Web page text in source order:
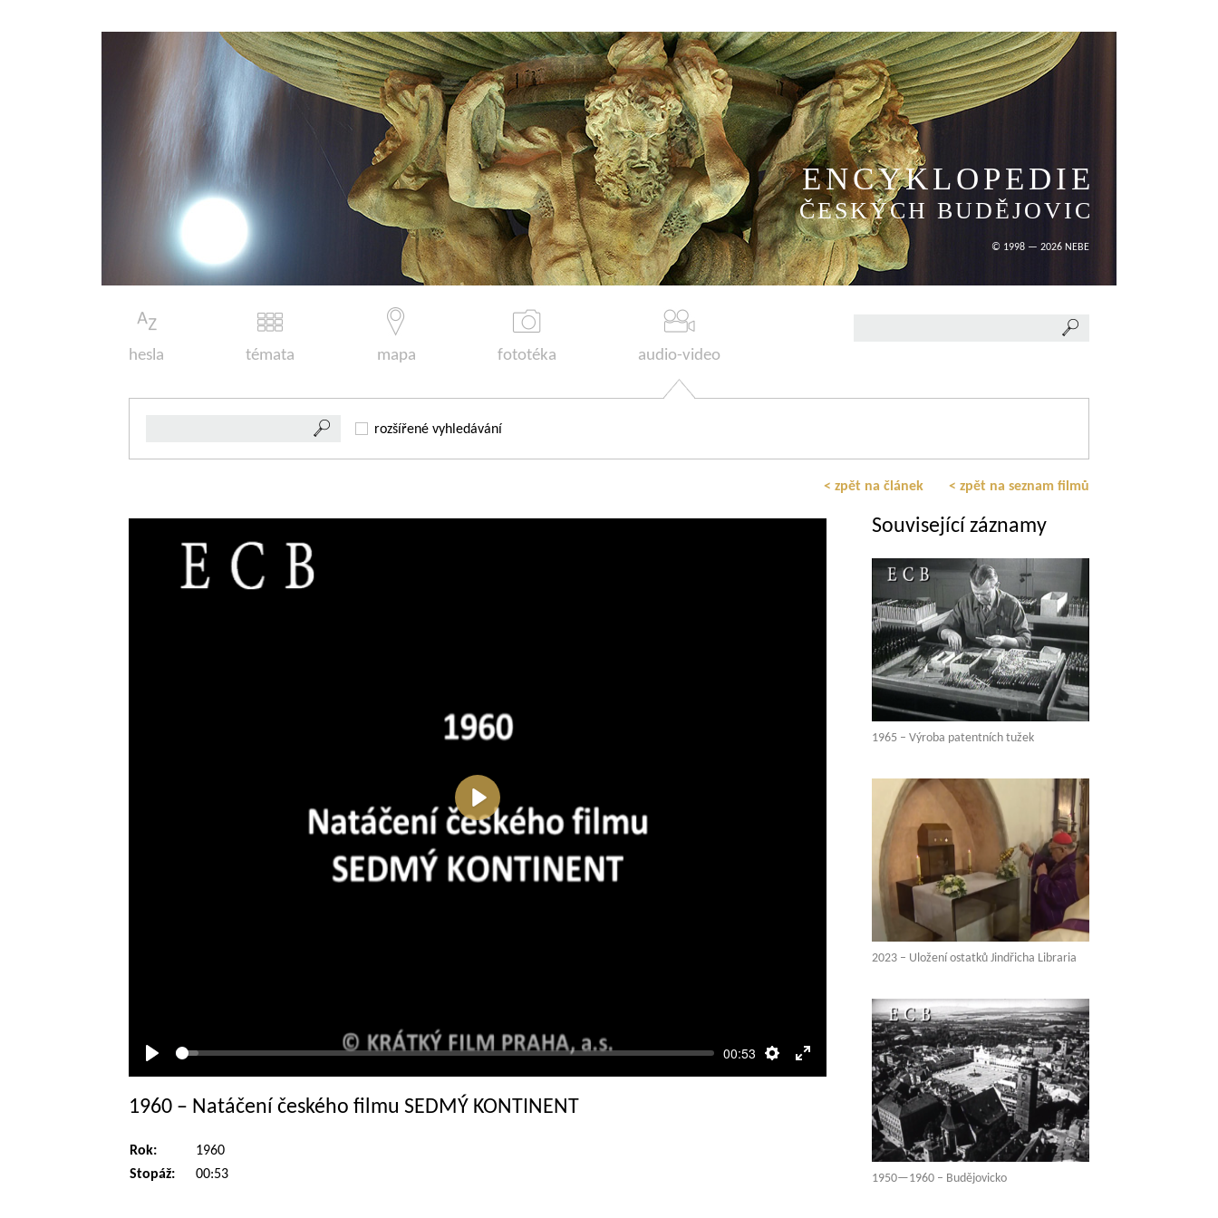
ENCYKLOPEDIE
ČESKÝCH BUDĚJOVIC
© 1998 — 2026 NEBE
hesla témata mapa fototéka audio-video
rozšířené vyhledávání
< zpět na článek < zpět na seznam filmů
Přehrát
00:53
Nastavení
Režim
Přehrát
1960 – Natáčení českého filmu SEDMÝ KONTINENT
Rok:
1960
Stopáž:
00:53
Související záznamy
1965 – Výroba patentních tužek
2023 – Uložení ostatků Jindřicha Libraria
1950—1960 – Budějovicko